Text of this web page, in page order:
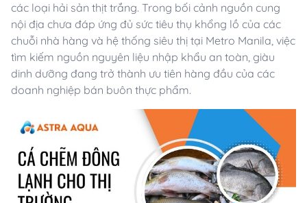
các loại hải sản thịt trắng. Trong bối cảnh nguồn cung
nội địa chưa đáp ứng đủ sức tiêu thụ khổng lồ của các
chuỗi nhà hàng và hệ thống siêu thị tại Metro Manila, việc
tìm kiếm nguồn nguyên liệu nhập khẩu an toàn, giàu
dinh dưỡng đang trở thành ưu tiên hàng đầu của các
doanh nghiệp bán buôn thực phẩm.